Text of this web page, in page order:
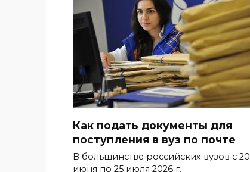
Как подать документы для
поступления в вуз по почте
В большинстве российских вузов с 20
июня по 25 июля 2026 г.